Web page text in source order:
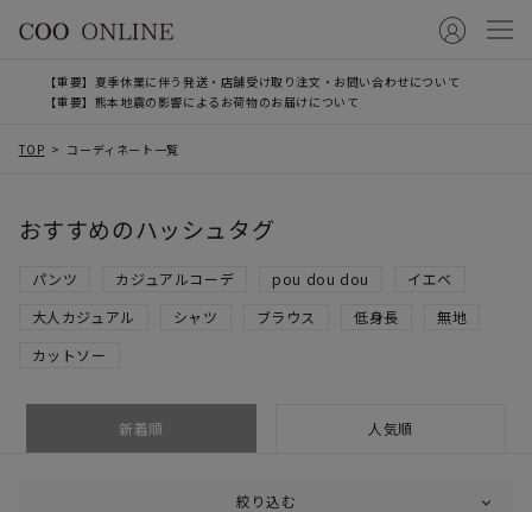
【重要】夏季休業に伴う発送・店舗受け取り注文・お問い合わせについて
【重要】熊本地震の影響によるお荷物のお届けについて
TOP コーディネート一覧
おすすめのハッシュタグ
パンツ カジュアルコーデ pou dou dou
イエベ
大人カジュアル
シャツ ブラウス 低身長
無地
カットソー
新着順 人気順
絞り込む